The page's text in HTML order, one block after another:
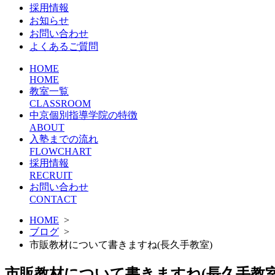
採用情報
お知らせ
お問い合わせ
よくあるご質問
HOME
HOME
教室一覧
CLASSROOM
中京個別指導学院の特徴
ABOUT
入塾までの流れ
FLOWCHART
採用情報
RECRUIT
お問い合わせ
CONTACT
HOME >
ブログ >
市販教材について書きますね(長久手教室)